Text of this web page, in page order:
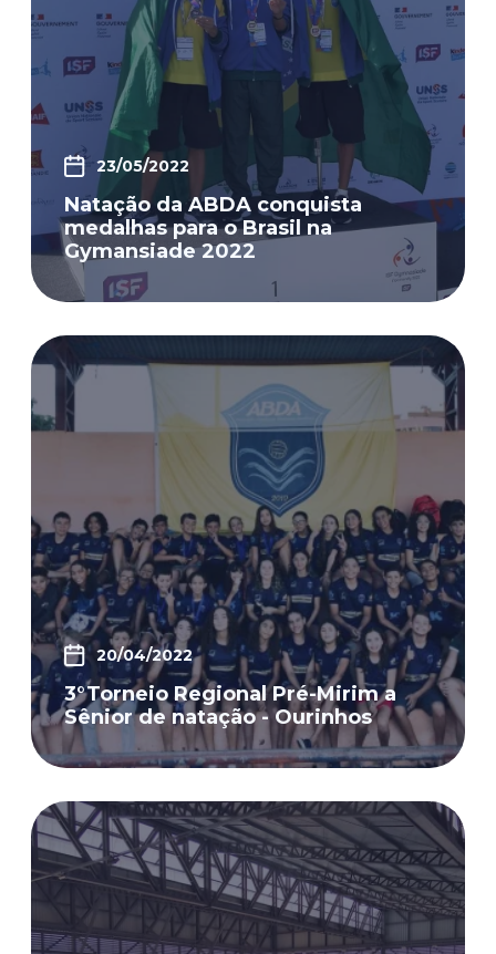
23/05/2022
Natação da ABDA conquista
medalhas para o Brasil na
Gymansiade 2022
20/04/2022
3°Torneio Regional Pré-Mirim a
Sênior de natação - Ourinhos